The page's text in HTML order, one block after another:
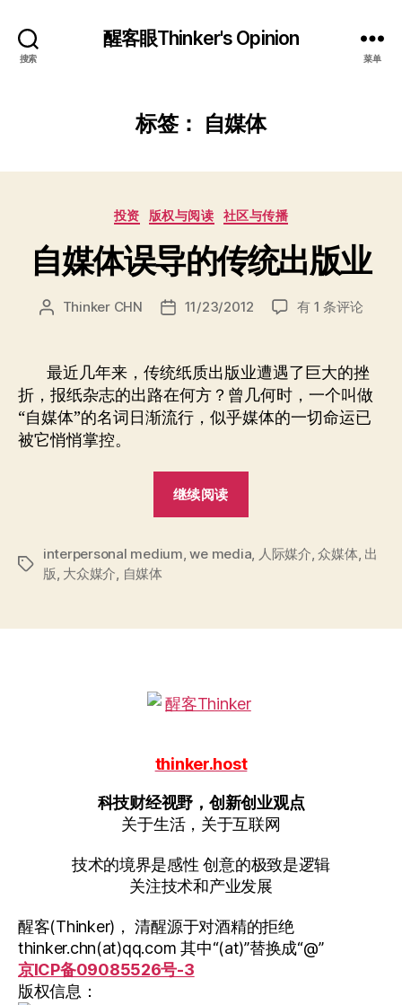
搜索
醒客眼Thinker's Opinion
菜单
标签： 自媒体
分
投资 版权与阅读 社区与传播
自媒体误导的传统出版业
文
者
Thinker CHN
发
期
11/23/2012
自
误
导
的
有 1 条评论
最近几年来，传统纸质出版业遭遇了巨大的挫
折，报纸杂志的出路在何方？曾几何时，一个叫做
“自媒体”的名词日渐流行，似乎媒体的一切命运已
被它悄悄掌控。
继续阅读
误
传
版
标
interpersonal medium,we media, 人际媒介,众媒体, 出
版, 大众媒介, 自媒体
thinker.host
科技财经视野，创新创业观点
关于生活，关于互联网
技术的境界是感性 创意的极致是逻辑
关注技术和产业发展
醒客(Thinker)， 清醒源于对酒精的拒绝
thinker.chn(at)qq.com 其中“(at)”替换成“@”
京ICP备09085526号-3
版权信息：